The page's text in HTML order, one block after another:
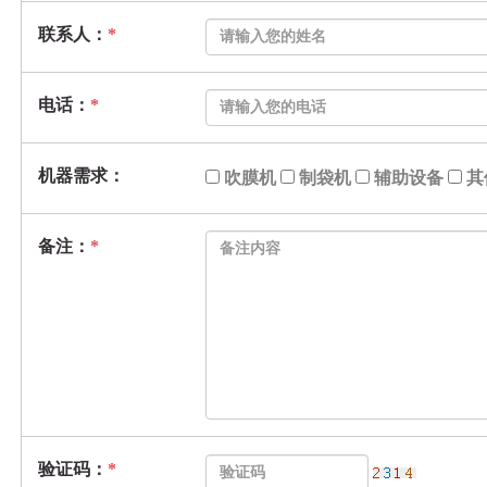
联系人： *
电话： *
机器需求： 吹膜机 制袋机 辅助设备 其
备注： *
验证码： *